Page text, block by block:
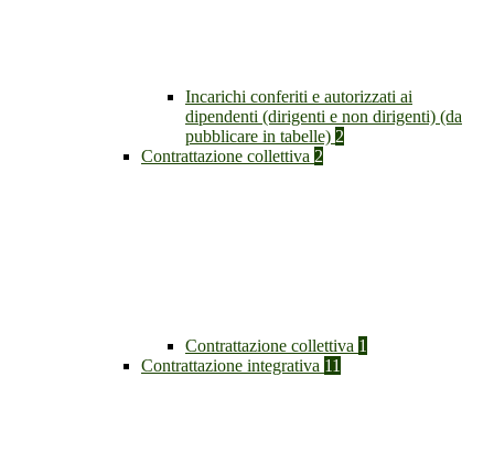
Incarichi conferiti e autorizzati ai
dipendenti (dirigenti e non dirigenti) (da
pubblicare in tabelle) 2
Contrattazione collettiva 2
Contrattazione collettiva 1
Contrattazione integrativa 11